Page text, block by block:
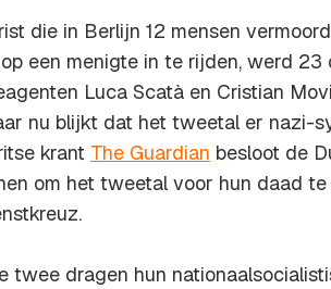
die in Berlijn 12 mensen
een menigte in te rijden, werd
Luca Scatà en Cristian
nu blijkt dat het tweetal er nazi-
krant The Guardian besloot de
om het tweetal voor hun daad
twee dragen hun